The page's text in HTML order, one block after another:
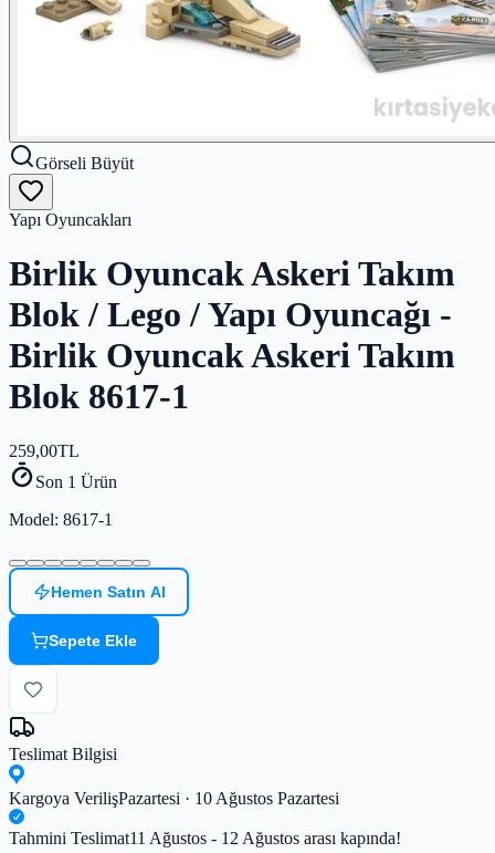
Görseli Büyüt
Yapı Oyuncakları
Birlik Oyuncak Askeri Takım
Blok / Lego / Yapı Oyuncağı -
Birlik Oyuncak Askeri Takım
Blok 8617-1
259,00TL
Son 1 Ürün
Model: 8617-1
Hemen Satın Al
Sepete Ekle
Teslimat Bilgisi
Kargoya VerilişPazartesi · 10 Ağustos Pazartesi
Tahmini Teslimat11 Ağustos - 12 Ağustos arası kapında!